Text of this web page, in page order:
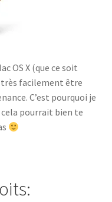
OS X (que ce soit
très facilement être
C’est pourquoi je
pourrait bien te